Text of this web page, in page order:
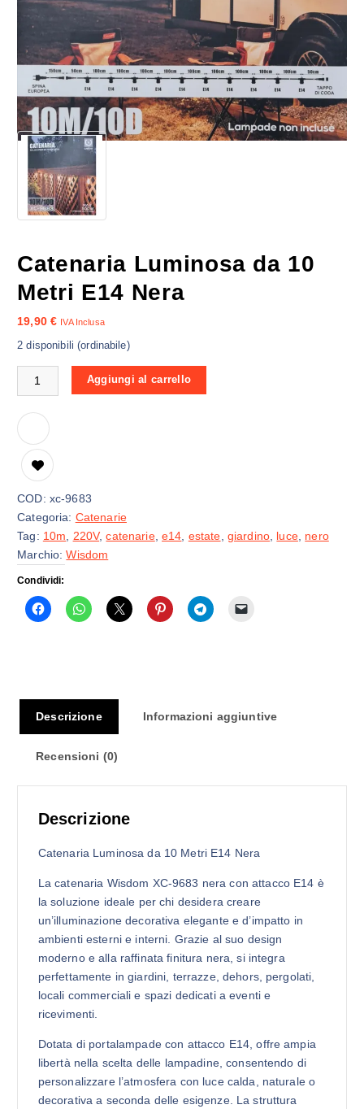
Catenaria Luminosa da 10
Metri E14 Nera
19,90 € IVA Inclusa
2 disponibili (ordinabile)
Catenaria Luminosa da 10 Metri E14 Nera quantità
Aggiungi al carrello
COD: xc-9683
Categoria: Catenarie
Tag: 10m, 220V,catenarie,e14, estate, giardino, luce, nero
Marchio:Wisdom
Condividi:
Descrizione Informazioni aggiuntive
Recensioni (0)
Descrizione
Catenaria Luminosa da 10 Metri E14 Nera
La catenaria Wisdom XC-9683 nera con attacco E14 è
la soluzione ideale per chi desidera creare
un’illuminazione decorativa elegante e d’impatto in
ambienti esterni e interni. Grazie al suo design
moderno e alla raffinata finitura nera, si integra
perfettamente in giardini, terrazze, dehors, pergolati,
locali commerciali e spazi dedicati a eventi e
ricevimenti.
Dotata di portalampade con attacco E14, offre ampia
libertà nella scelta delle lampadine, consentendo di
personalizzare l’atmosfera con luce calda, naturale o
decorativa a seconda delle esigenze. La struttura